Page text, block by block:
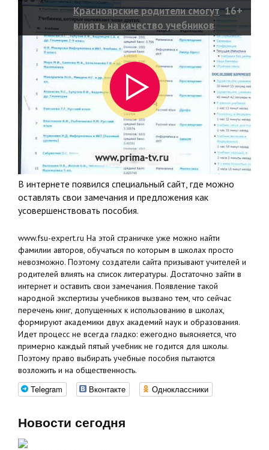
Красноярские родители смогут
влиять на качество учебников
16+
В интернете появился специальный сайт, где можно
оставлять свои замечания и предложения как
усовершенствовать пособия.
www.fsu-expert.ru На этой страничке уже можно найти
фамилии авторов, обучаться по которым в школах просто
невозможно. Поэтому создатели сайта призывают учителей и
родителей влиять на список литературы. Достаточно зайти в
интернет и оставить свои замечания. Появление такой
народной экспертизы учебников вызвано тем, что сейчас
перечень книг, допущенных к использованию в школах,
формируют академики двух академий наук и образования.
Идет процесс не всегда гладко: ежегодно выясняется, что
примерно каждый пятый учебник не годится для школы.
Поэтому право выбирать учебные пособия пытаются
возложить и на общественность.
Telegram Вконтакте Одноклассники
Новости сегодня